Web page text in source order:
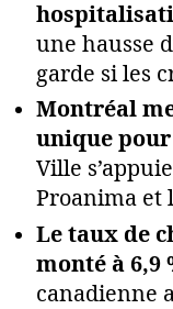
une hausse
garde si les
Montréal
unique
Ville
Proanima et
Le taux de
monté à 6,9
canadienne